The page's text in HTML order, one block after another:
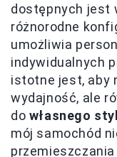
dostępnych jest
różnorodne
umożliwia
indywidualnych
istotne jest, aby
wydajność, ale
do własnego
mój samochód